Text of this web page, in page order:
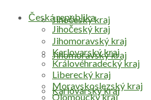
Jihočeský kraj
Jihomoravský kraj
Karlovarský kraj
Česká republika
Jihočeský kraj
Jihomoravský kraj
Karlovarský kraj
Královéhradecký kraj
Liberecký kraj
Moravskoslezský kraj
Olomoucký kraj